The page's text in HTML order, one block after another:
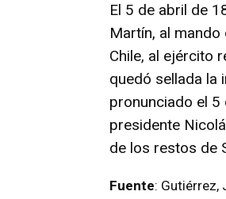
El 5 de abril de
Martín, al
Chile, al ejército
quedó sellada la
pronunciado el 5
presidente
de los restos de
Fuente: Gutiérrez,